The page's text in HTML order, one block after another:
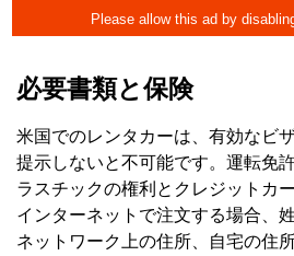
必要書類と保険
米国でのレンタカーは、有効なビ
提示しないと不可能です。運転免
ラスチックの権利とクレジットカ
インターネットで注文する場合、
ネットワーク上の住所、自宅の住